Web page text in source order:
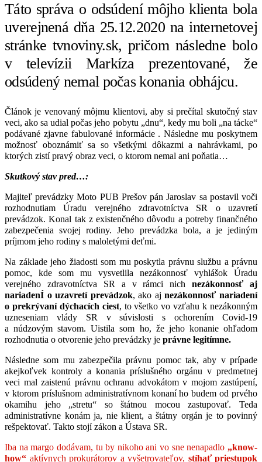
Táto správa o odsúdení môjho klienta bola
uverejnená dňa 25.12.2020 na internetovej
stránke tvnoviny.sk, pričom následne bolo
v televízii Markíza prezentované, že
odsúdený nemal počas konania obhájcu.
Článok je venovaný môjmu klientovi, aby si prečítal skutočný stav
veci, ako sa udial počas jeho pobytu „dnu“, kedy mu boli „na tácke“
podávané zjavne fabulované informácie . Následne mu poskytnem
možnosť oboznámiť sa so všetkými dôkazmi a nahrávkami, po
ktorých zistí pravý obraz veci, o ktorom nemal ani poňatia…
Skutkový stav pred…:
Majiteľ prevádzky Moto PUB Prešov pán Jaroslav sa postavil voči
rozhodnutiam Úradu verejného zdravotníctva SR o uzavretí
prevádzok. Konal tak z existenčného dôvodu a potreby finančného
zabezpečenia svojej rodiny. Jeho prevádzka bola, a je jediným
príjmom jeho rodiny s maloletými deťmi.
Na základe jeho žiadosti som mu poskytla právnu službu a právnu
pomoc, kde som mu vysvetlila nezákonnosť vyhlášok Úradu
verejného zdravotníctva SR a v rámci nichnezákonnosť aj
nariadenÍ o uzavretí prevádzok, ako ajnezákonnosť nariadení
o prekrývaní dýchacích ciest, to všetko vo vzťahu k nezákonným
uzneseniam vlády SR v súvislosti s ochorením Covid-19
a núdzovým stavom. Uistila som ho, že jeho konanie ohľadom
rozhodnutia o otvorenie jeho prevádzky je právne legitímne.
Následne som mu zabezpečila právnu pomoc tak, aby v prípade
akejkoľvek kontroly a konania príslušného orgánu v predmetnej
veci mal zaistenú právnu ochranu advokátom v mojom zastúpení,
v ktorom príslušnom administratívnom konaní ho budem od prvého
okamihu jeho „stretu“ so štátnou mocou zastupovať. Teda
administratívne konám ja, nie klient, a štátny orgán je to povinný
rešpektovať. Takto stojí zákon a Ústava SR.
Iba na margo dodávam, tu by nikoho ani vo sne nenapadlo „know-
how“ aktívnych prokurátorov a vyšetrovateľov, stíhať priestupok